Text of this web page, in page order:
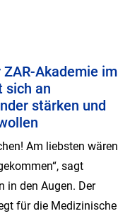
Akademie im
sich an
stärken und
Am liebsten wären
sagt
in den Augen. Der
für die Medizinische